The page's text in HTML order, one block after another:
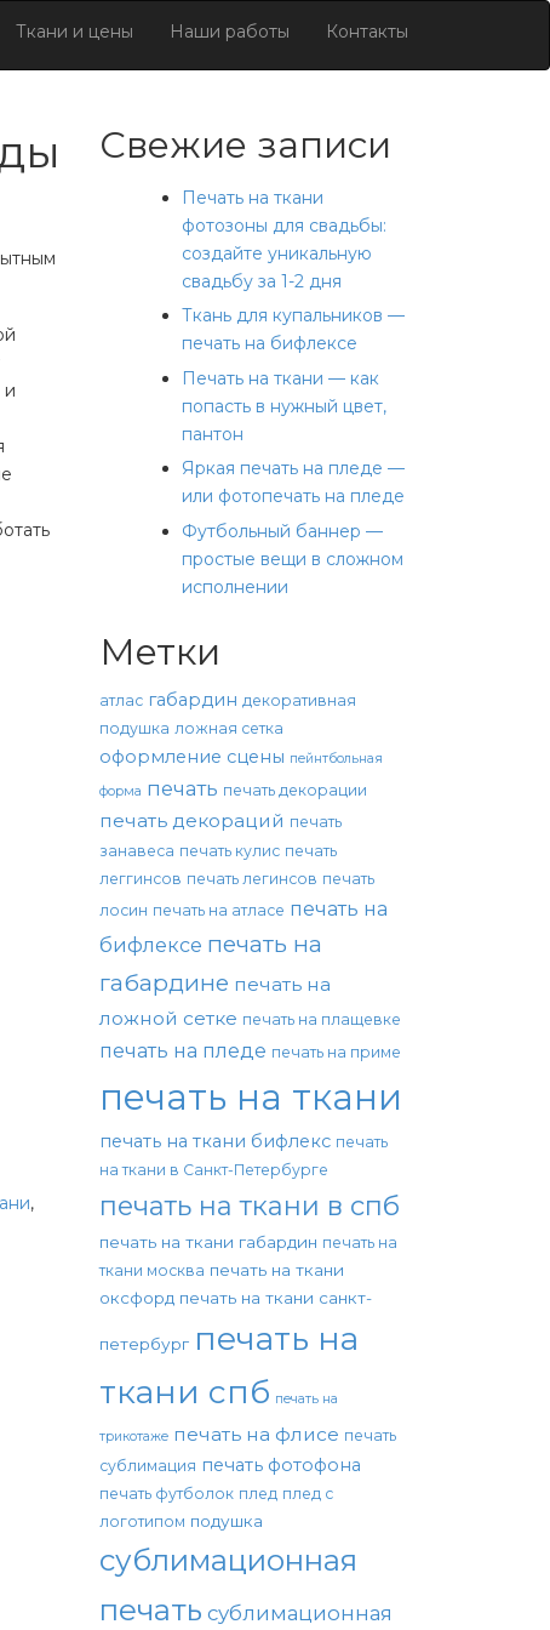
Ткани и цены Наши работы Контакты
и
,
Свежие записи
Печать на ткани
фотозоны для свадьбы:
создайте уникальную
свадьбу за 1-2 дня
Ткань для купальников —
печать на бифлексе
Печать на ткани — как
попасть в нужный цвет,
пантон
Яркая печать на пледе —
или фотопечать на пледе
Футбольный баннер —
простые вещи в сложном
исполнении
Метки
атлас габардин декоративная
подушка ложная сетка
оформление сцены пейнтбольная
форма печать печать декорации
печать декораций печать
занавеса печать кулис печать
леггинсов печать легинсов печать
лосин печать на атласе печать на
бифлексе печать на
габардине печать на
ложной сетке печать на плащевке
печать на пледе печать на приме
печать на ткани
печать на ткани бифлекс печать
на ткани в Санкт-Петербурге
печать на ткани в спб
печать на ткани габардин печать на
ткани москва печать на ткани
оксфорд печать на ткани санкт-
петербург печать на
ткани спб печать на
трикотаже печать на флисе печать
сублимация печать фотофона
печать футболок плед плед с
логотипом подушка
сублимационная
печать сублимационная